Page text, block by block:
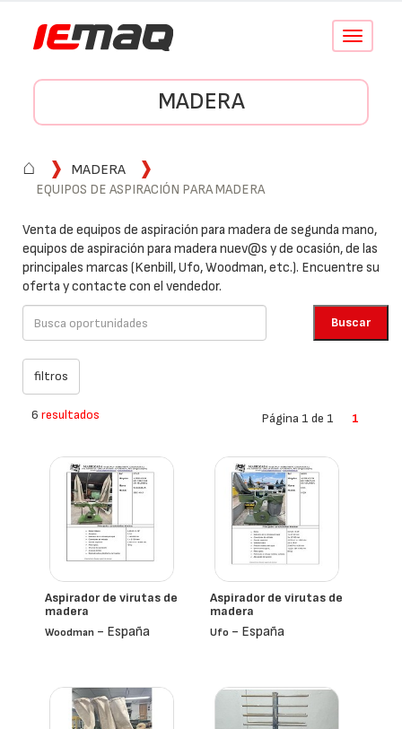
Conmutar
MADERA
⌂
MADERA
EQUIPOS DE ASPIRACIÓN PARA MADERA
Venta de equipos de aspiración para madera de segunda mano,
equipos de aspiración para madera nuev@s y de ocasión, de las
principales marcas (Kenbill, Ufo, Woodman, etc.). Encuentre su
oferta y contacte con el vendedor.
6 resultados Página 1 de 1 1
Aspirador de virutas de
madera
Woodman - España
Aspirador de virutas de
madera
Ufo - España